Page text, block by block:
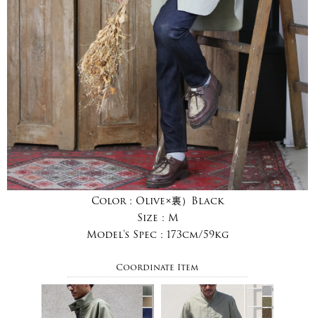
Color : Olive×裏）Black
Size : M
Model's Spec : 173cm/59kg
Coordinate Item